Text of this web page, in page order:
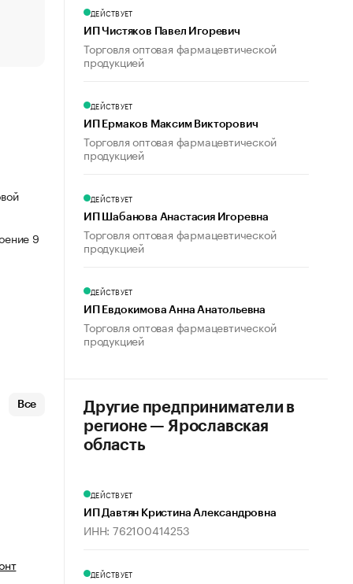
Что обвинения против Павла Дурова значат для
пользователей
9
Все
ДЕЙСТВУЕТ
ИП Чистяков Павел Игоревич
Торговля оптовая фармацевтической
продукцией
ДЕЙСТВУЕТ
ИП Ермаков Максим Викторович
Торговля оптовая фармацевтической
продукцией
ДЕЙСТВУЕТ
ИП Шабанова Анастасия Игоревна
Торговля оптовая фармацевтической
продукцией
ДЕЙСТВУЕТ
ИП Евдокимова Анна Анатольевна
Торговля оптовая фармацевтической
продукцией
Другие предприниматели в
регионе — Ярославская
область
ДЕЙСТВУЕТ
ИП Давтян Кристина Александровна
ИНН: 762100414253
ДЕЙСТВУЕТ